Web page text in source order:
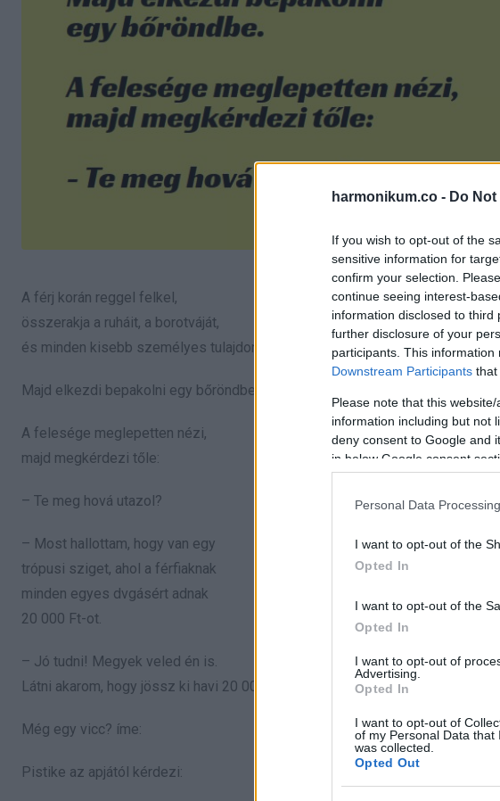
harmonikum.co - Do
If you wish to opt-out of the
sensitive information for
confirm your selection.
continue seeing interest-
information disclosed to
further disclosure of your
participants. This
Downstream Participants that
Please note that this
information including but not
deny consent to Google and
in below Google consent
Personal Data
I want to opt-out of the
Opted In
I want to opt-out of the
Opted In
I want to opt-out of
Advertising.
Opted In
I want to opt-out of
of my Personal Data that
was collected.
Opted Out
A férj korán reggel felkel,
összerakja a ruháit, a borotváját,
és minden kisebb személyes tulajdonát.
Majd elkezdi bepakolni egy bőröndbe.
A felesége meglepetten nézi,
majd megkérdezi tőle:
– Te meg hová utazol?
– Most hallottam, hogy van egy
trópusi sziget, ahol a férfiaknak
minden egyes dvgásért adnak
20 000 Ft-ot.
– Jó tudni! Megyek veled én is.
Látni akarom, hogy jössz ki havi 20 000 Ft-ból!
Még egy vicc? íme:
Pistike az apjától kérdezi: